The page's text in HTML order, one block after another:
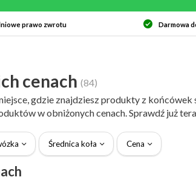
od 1500 zł netto
cenach (84)
gdzie znajdziesz produkty z
w obniżonych cenach. Sprawdź już
Średnica koła Cena